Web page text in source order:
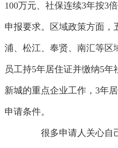
100万元、社保连续3年按3
申报要求。区域政策方面，
浦、松江、奉贤、南汇等区
员工持5年居住证并缴纳5
新城的重点企业工作，3年
申请条件。
很多申请人关心自